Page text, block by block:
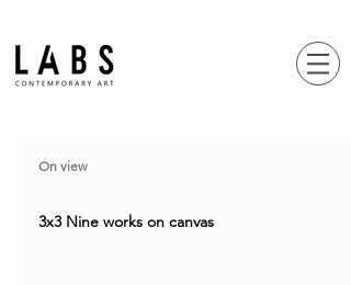
On view
3x3 Nine works on canvas